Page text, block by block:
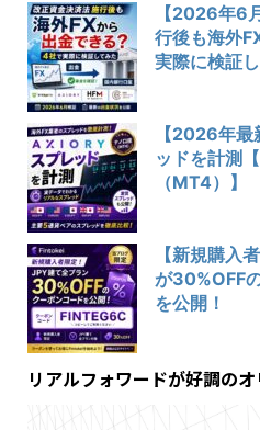
【2026年6
行後も海外
実際に検証
【2026年
ッドを計測
（MT4）】
【新規購入
が30%OFF
を公開！
リアルフォワードが好調のオ